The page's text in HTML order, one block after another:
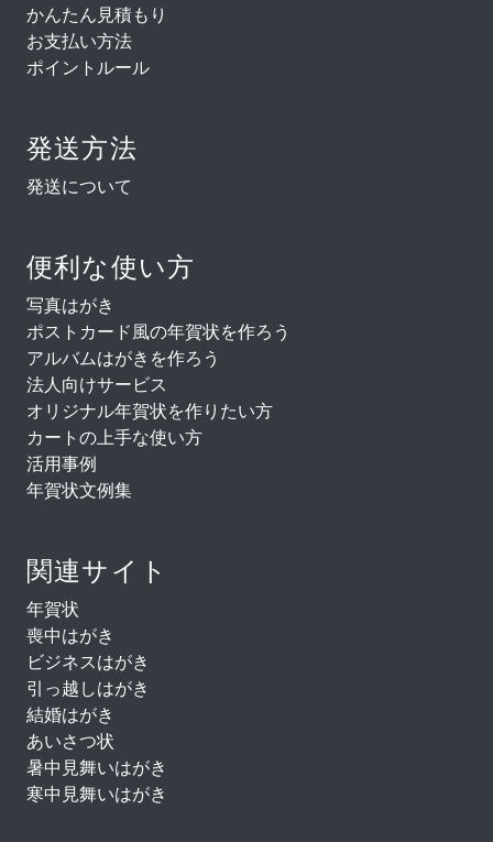
かんたん見積もり
お支払い方法
ポイントルール
発送方法
発送について
便利な使い方
写真はがき
ポストカード風の年賀状を作ろう
アルバムはがきを作ろう
法人向けサービス
オリジナル年賀状を作りたい方
カートの上手な使い方
活用事例
年賀状文例集
関連サイト
年賀状
喪中はがき
ビジネスはがき
引っ越しはがき
結婚はがき
あいさつ状
暑中見舞いはがき
寒中見舞いはがき